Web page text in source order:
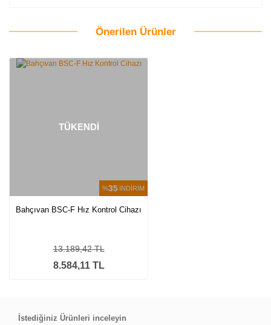
Önerilen Ürünler
%35 İNDİRİM
TÜKENDİ
Bahçıvan BSC-F Hız Kontrol Cihazı
8.584,11 TL
13.189,42 TL
İstediğiniz Ürünleri inceleyin